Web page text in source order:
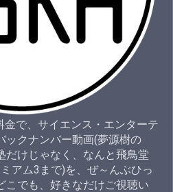
で、サイエンス・エンターテ
ックナンバー動画(夢源樹の
だけじゃなく、なんと飛鳥堂
アム3まで)を、ぜ～んぶひっ
こでも、好きなだけご視聴い